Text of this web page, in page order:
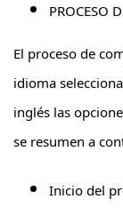
PROCESO
El proceso de
idioma
inglés las
se resumen a
Inicio del